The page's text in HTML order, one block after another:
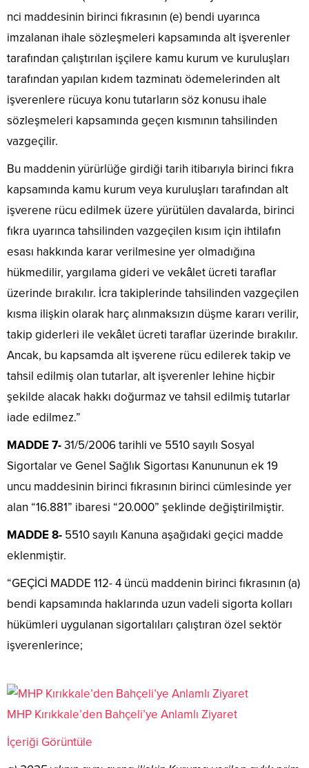
nci maddesinin birinci fıkrasının (e) bendi uyarınca
imzalanan ihale sözleşmeleri kapsamında alt işverenler
tarafından çalıştırılan işçilere kamu kurum ve kuruluşları
tarafından yapılan kıdem tazminatı ödemelerinden alt
işverenlere rücuya konu tutarların söz konusu ihale
sözleşmeleri kapsamında geçen kısmının tahsilinden
vazgeçilir.
Bu maddenin yürürlüğe girdiği tarih itibarıyla birinci fıkra
kapsamında kamu kurum veya kuruluşları tarafından alt
işverene rücu edilmek üzere yürütülen davalarda, birinci
fıkra uyarınca tahsilinden vazgeçilen kısım için ihtilafın
esası hakkında karar verilmesine yer olmadığına
hükmedilir, yargılama gideri ve vekâlet ücreti taraflar
üzerinde bırakılır. İcra takiplerinde tahsilinden vazgeçilen
kısma ilişkin olarak harç alınmaksızın düşme kararı verilir,
takip giderleri ile vekâlet ücreti taraflar üzerinde bırakılır.
Ancak, bu kapsamda alt işverene rücu edilerek takip ve
tahsil edilmiş olan tutarlar, alt işverenler lehine hiçbir
şekilde alacak hakkı doğurmaz ve tahsil edilmiş tutarlar
iade edilmez.”
MADDE 7-31/5/2006 tarihli ve 5510 sayılı Sosyal
Sigortalar ve Genel Sağlık Sigortası Kanununun ek 19
uncu maddesinin birinci fıkrasının birinci cümlesinde yer
alan “16.881” ibaresi “20.000” şeklinde değiştirilmiştir.
MADDE 8- 5510 sayılı Kanuna aşağıdaki geçici madde
eklenmiştir.
“GEÇİCİ MADDE 112- 4 üncü maddenin birinci fıkrasının (a)
bendi kapsamında haklarında uzun vadeli sigorta kolları
hükümleri uygulanan sigortalıları çalıştıran özel sektör
işverenlerince;
MHP Kırıkkale’den Bahçeli’ye Anlamlı Ziyaret
İçeriği Görüntüle